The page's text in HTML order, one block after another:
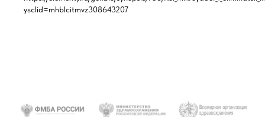
ysclid=mhblcitmvz308643207